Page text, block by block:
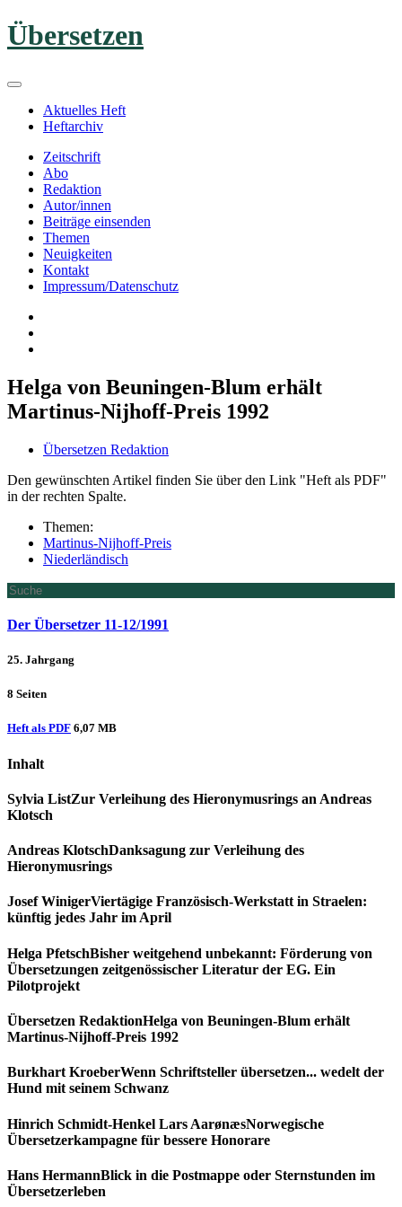
Zum
Inhalt
Übersetzen
Aktuelles Heft
Heftarchiv
Zeitschrift
Abo
Redaktion
Autor/innen
Beiträge einsenden
Themen
Neuigkeiten
Kontakt
Impressum/Datenschutz
Helga von Beuningen-Blum erhält
Martinus-Nijhoff-Preis 1992
Übersetzen Redaktion
Den gewünschten Artikel finden Sie über den Link "Heft als PDF"
in der rechten Spalte.
Themen:
Martinus-Nijhoff-Preis
Niederländisch
Der Übersetzer 11-12/1991
25. Jahrgang
8 Seiten
Heft als PDF 6,07 MB
Inhalt
Sylvia ListZur Verleihung des Hieronymusrings an Andreas
Klotsch
Andreas KlotschDanksagung zur Verleihung des
Hieronymusrings
Josef WinigerViertägige Französisch-Werkstatt in Straelen:
künftig jedes Jahr im April
Helga PfetschBisher weitgehend unbekannt: Förderung von
Übersetzungen zeitgenössischer Literatur der EG. Ein
Pilotprojekt
Übersetzen RedaktionHelga von Beuningen-Blum erhält
Martinus-Nijhoff-Preis 1992
Burkhart KroeberWenn Schriftsteller übersetzen... wedelt der
Hund mit seinem Schwanz
Hinrich Schmidt-Henkel Lars AarønæsNorwegische
Übersetzerkampagne für bessere Honorare
Hans HermannBlick in die Postmappe oder Sternstunden im
Übersetzerleben